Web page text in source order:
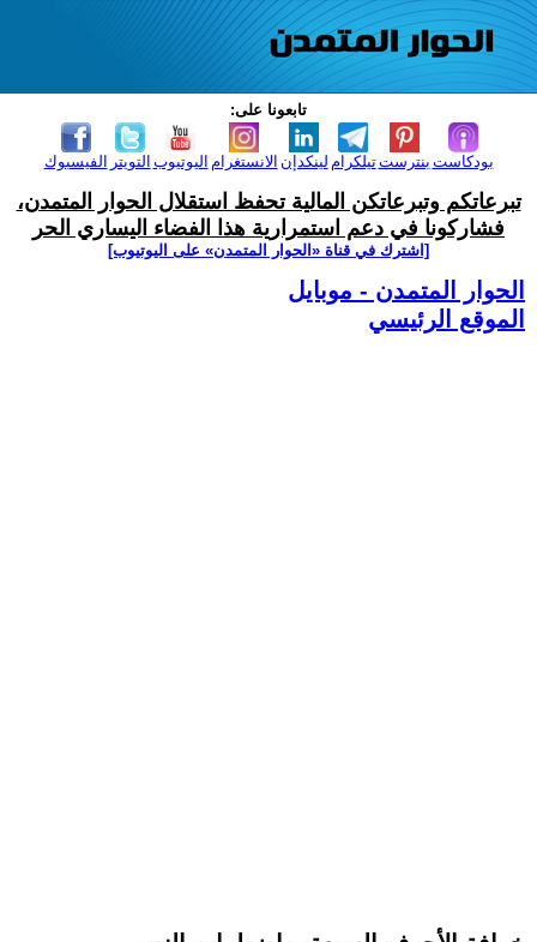
تابعونا على:
الفيسبوك التويتر اليوتيوب الانستغرام لينكدإن تيلكرامبنترست بودكاست
تبرعاتكم وتبرعاتكن المالية تحفظ استقلال الحوار المتمدن،
فشاركونا في دعم استمرارية هذا الفضاء اليساري الحر
[اشترك في قناة ‫«الحوار المتمدن» على اليوتيوب]
الحوار المتمدن - موبايل
الموقع الرئيسي